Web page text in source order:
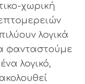
χωρική
λογικά
φανταστούμε
λογικό,